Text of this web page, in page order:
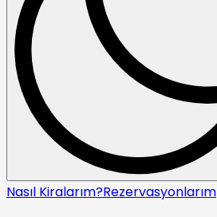
Nasıl Kiralarım?Rezervasyonlarım